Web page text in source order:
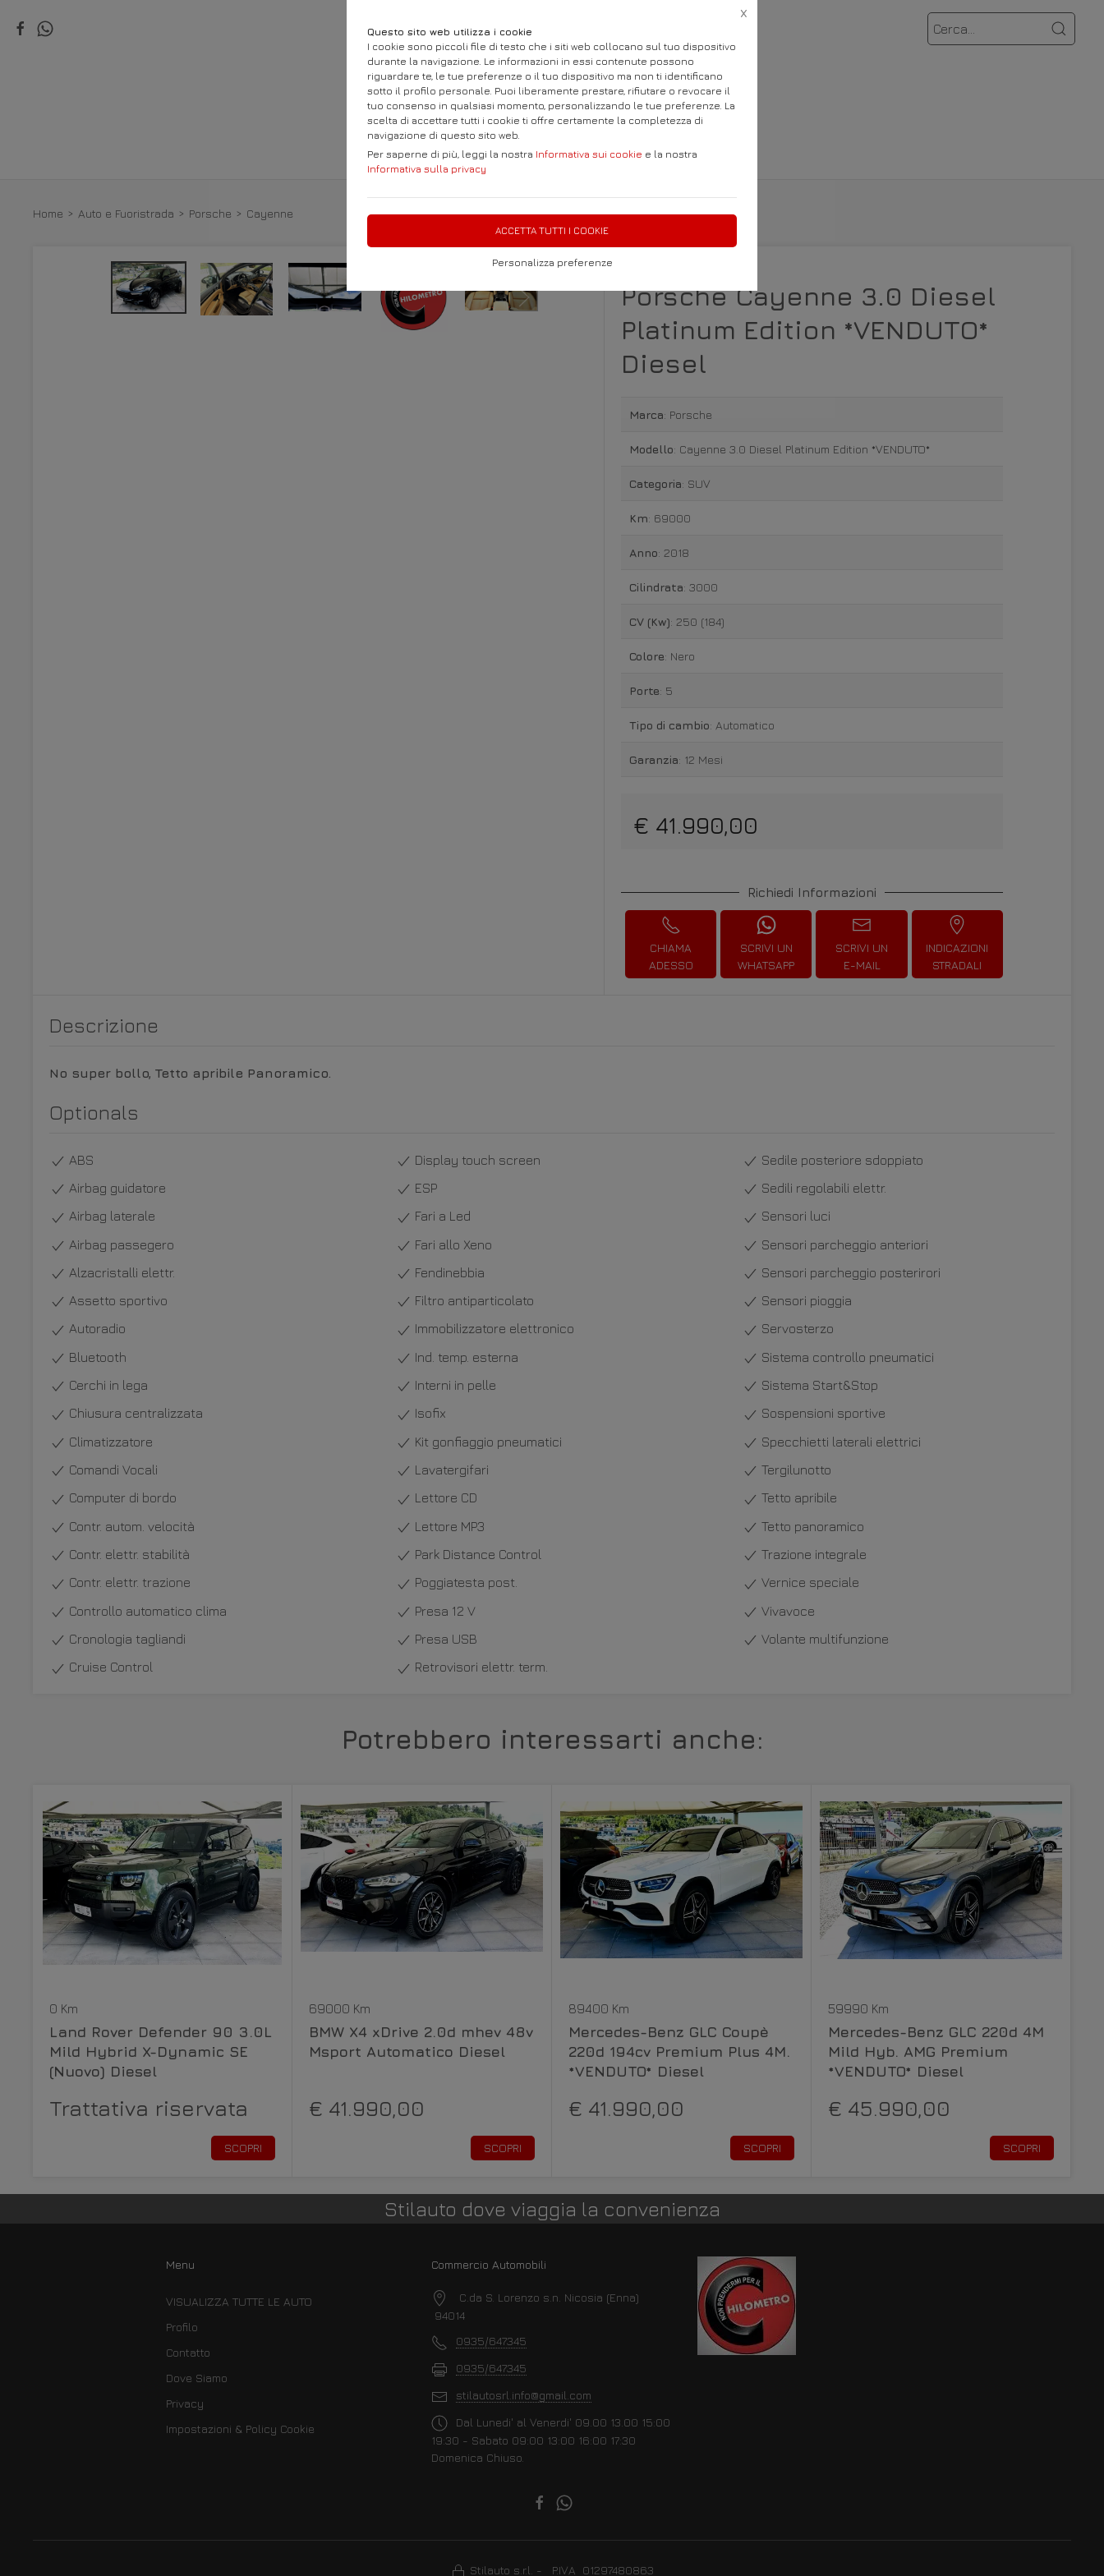
Questo sito web utilizza i cookie
I cookie sono piccoli file di testo che i siti web collocano sul tuo dispositivo
durante la navigazione. Le informazioni in essi contenute possono
riguardare te, le tue preferenze o il tuo dispositivo ma non ti identificano
sotto il profilo personale. Puoi liberamente prestare, rifiutare o revocare il
tuo consenso in qualsiasi momento, personalizzando le tue preferenze. La
scelta di accettare tutti i cookie ti offre certamente la completezza di
navigazione di questo sito web.
Per saperne di più, leggi la nostra Informativa sui cookie e la nostra
Informativa sulla privacy
ACCETTA TUTTI I COOKIE
Personalizza preferenze
X
VISUALIZZA TUTTE LE AUTO PROFILO CONTATTO DOVE SIAMO
Home Auto e Fuoristrada Porsche Cayenne
Porsche Cayenne 3.0 Diesel
Platinum Edition *VENDUTO*
Diesel
Marca: Porsche
Modello: Cayenne 3.0 Diesel Platinum Edition *VENDUTO*
Categoria: SUV
Km: 69000
Anno: 2018
Cilindrata: 3000
CV (Kw): 250 (184)
Colore: Nero
Porte: 5
Tipo di cambio: Automatico
Garanzia: 12 Mesi
€ 41.990,00
Richiedi Informazioni
CHIAMA
ADESSO
SCRIVI UN
WHATSAPP
SCRIVI UN
E-MAIL
INDICAZIONI
STRADALI
Descrizione
No super bollo, Tetto apribile Panoramico.
Optionals
ABS
Airbag guidatore
Airbag laterale
Airbag passegero
Alzacristalli elettr.
Assetto sportivo
Autoradio
Bluetooth
Cerchi in lega
Chiusura centralizzata
Climatizzatore
Comandi Vocali
Computer di bordo
Contr. autom. velocità
Contr. elettr. stabilità
Contr. elettr. trazione
Controllo automatico clima
Cronologia tagliandi
Cruise Control
Display touch screen
ESP
Fari a Led
Fari allo Xeno
Fendinebbia
Filtro antiparticolato
Immobilizzatore elettronico
Ind. temp. esterna
Interni in pelle
Isofix
Kit gonfiaggio pneumatici
Lavatergifari
Lettore CD
Lettore MP3
Park Distance Control
Poggiatesta post.
Presa 12 V
Presa USB
Retrovisori elettr. term.
Sedile posteriore sdoppiato
Sedili regolabili elettr.
Sensori luci
Sensori parcheggio anteriori
Sensori parcheggio posterirori
Sensori pioggia
Servosterzo
Sistema controllo pneumatici
Sistema Start&Stop
Sospensioni sportive
Specchietti laterali elettrici
Tergilunotto
Tetto apribile
Tetto panoramico
Trazione integrale
Vernice speciale
Vivavoce
Volante multifunzione
Potrebbero interessarti anche:
0 Km
Land Rover Defender 90 3.0L
Mild Hybrid X-Dynamic SE
(Nuovo) Diesel
Trattativa riservata
SCOPRI
69000 Km
BMW X4 xDrive 2.0d mhev 48v
Msport Automatico Diesel
€ 41.990,00
SCOPRI
89400 Km
Mercedes-Benz GLC Coupè
220d 194cv Premium Plus 4M.
*VENDUTO* Diesel
€ 41.990,00
SCOPRI
59990 Km
Mercedes-Benz GLC 220d 4M
Mild Hyb. AMG Premium
*VENDUTO* Diesel
€ 45.990,00
SCOPRI
Stilauto dove viaggia la convenienza
Menu
VISUALIZZA TUTTE LE AUTO
Profilo
Contatto
Dove Siamo
Privacy
Impostazioni & Policy Cookie
Commercio Automobili
C.da S. Lorenzo s.n. Nicosia (Enna)
94014
0935/647345
0935/647345
stilautosrl.info@gmail.com
Dal Lunedi' al Venerdi' 09.00 13.00 15:00
19:30 - Sabato 09:00 13:00 16:00 17:30
Domenica Chiuso.
Stilauto s.r.l. - P.IVA 01297480863